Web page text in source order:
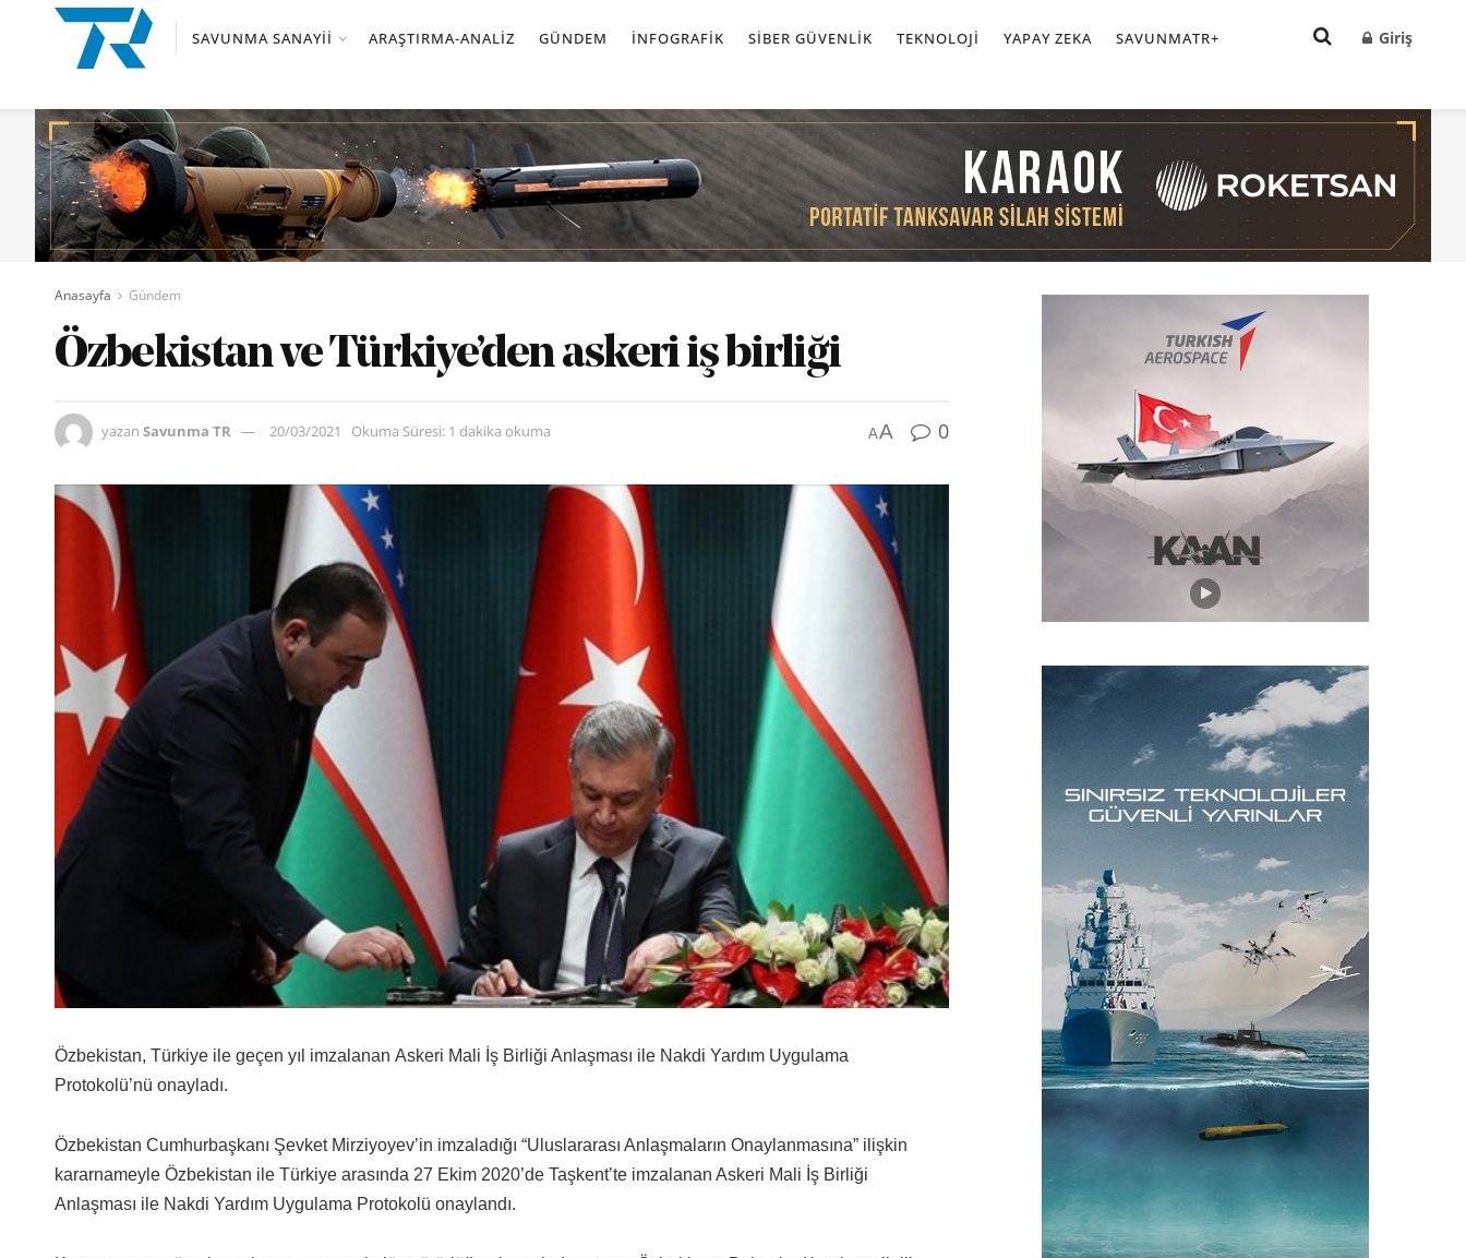
SAVUNMA SANAYII ARAŞTIRMA-ANALIZ GÜNDEM İNFOGRAFIK SIBER GÜVENLIK TEKNOLOJI YAPAY ZEKA SAVUNMATR+ Giriş
Anasayfa Gündem
Özbekistan ve Türkiye’den askeri iş birliği
yazan Savunma TR 20/03/2021 Okuma Süresi: 1 dakika okuma AA 0
Özbekistan, Türkiye ile geçen yıl imzalanan Askeri Mali İş Birliği Anlaşması ile Nakdi Yardım Uygulama
Protokolü’nü onayladı.
Özbekistan Cumhurbaşkanı Şevket Mirziyoyev’in imzaladığı “Uluslararası Anlaşmaların Onaylanmasına” ilişkin
kararnameyle Özbekistan ile Türkiye arasında 27 Ekim 2020’de Taşkent’te imzalanan Askeri Mali İş Birliği
Anlaşması ile Nakdi Yardım Uygulama Protokolü onaylandı.